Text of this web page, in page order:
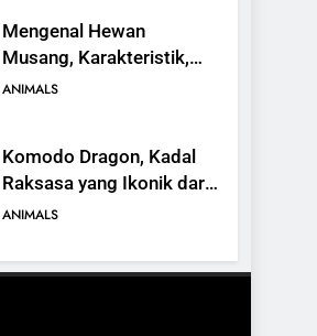
Mengenal Hewan
Musang, Karakteristik,
Jenis, dan Peran dalam
ANIMALS
Komodo Dragon, Kadal
Raksasa yang Ikonik dari
Indonesia
ANIMALS
Kanguru Pohon Mantel